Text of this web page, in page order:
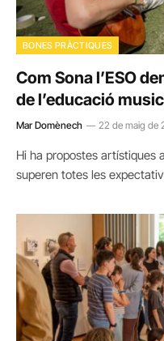
BONES PRÀCTIQUES
Com Sona l’ESO
de l’educació
Mar Domènech 22 de maig de
Hi ha propostes artístiques
superen totes les